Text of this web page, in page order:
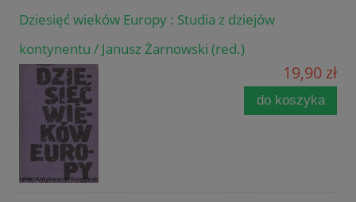
Dziesięć wieków Europy : Studia z dziejów
kontynentu / Janusz Żarnowski (red.)
19,90 zł
do koszyka